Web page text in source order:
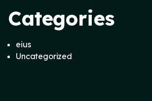
Categories
eius
Uncategorized